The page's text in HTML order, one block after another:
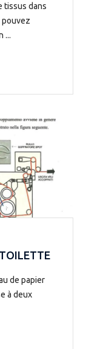
tissus dans
...
de papier
à deux